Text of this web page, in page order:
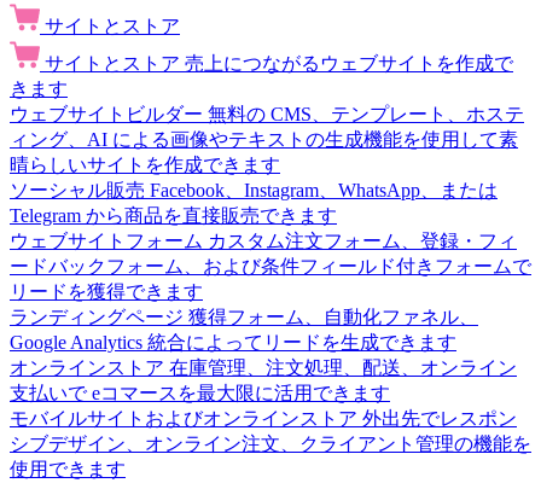
サイトとストア
サイトとストア 売上につながるウェブサイトを作成で
きます
ウェブサイトビルダー 無料の CMS、テンプレート、ホステ
ィング、AI による画像やテキストの生成機能を使用して素
晴らしいサイトを作成できます
ソーシャル販売 Facebook、Instagram、WhatsApp、または
Telegram から商品を直接販売できます
ウェブサイトフォーム カスタム注文フォーム、登録・フィ
ードバックフォーム、および条件フィールド付きフォームで
リードを獲得できます
ランディングページ 獲得フォーム、自動化ファネル、
Google Analytics 統合によってリードを生成できます
オンラインストア 在庫管理、注文処理、配送、オンライン
支払いで eコマースを最大限に活用できます
モバイルサイトおよびオンラインストア 外出先でレスポン
シブデザイン、オンライン注文、クライアント管理の機能を
使用できます